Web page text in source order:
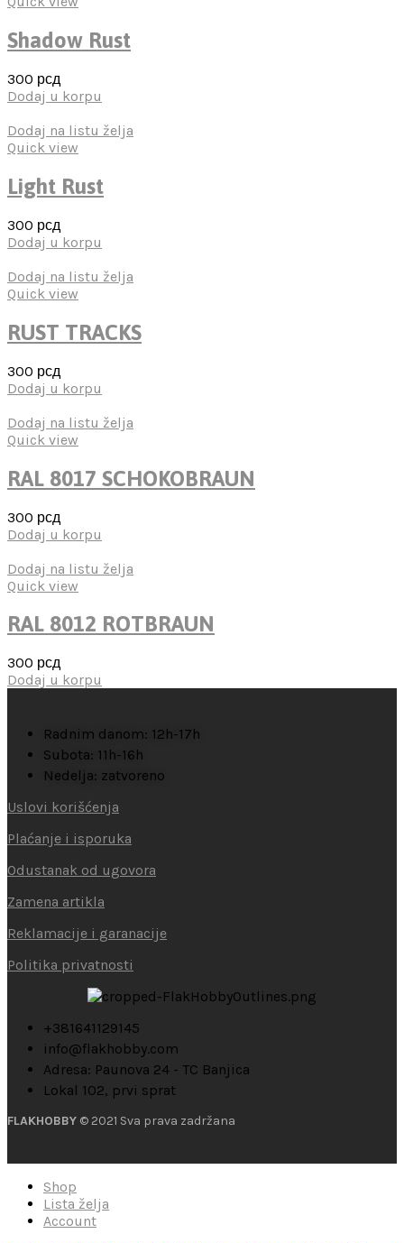
Shadow Rust
300 рсд
Dodaj u korpu
Dodaj na listu želja
Quick view
Light Rust
300 рсд
Dodaj u korpu
Dodaj na listu želja
Quick view
RUST TRACKS
300 рсд
Dodaj u korpu
Dodaj na listu želja
Quick view
RAL 8017 SCHOKOBRAUN
300 рсд
Dodaj u korpu
Dodaj na listu želja
Quick view
RAL 8012 ROTBRAUN
300 рсд
Dodaj u korpu
Radnim danom: 12h-17h
Subota: 11h-16h
Nedelja: zatvoreno
Uslovi korišćenja
Plaćanje i isporuka
Odustanak od ugovora
Zamena artikla
Reklamacije i garanacije
Politika privatnosti
+381641129145
info@flakhobby.com
Adresa: Paunova 24 - TC Banjica
Lokal 102, prvi sprat
FLAKHOBBY © 2021 Sva prava zadržana
Shop
Lista želja
Account